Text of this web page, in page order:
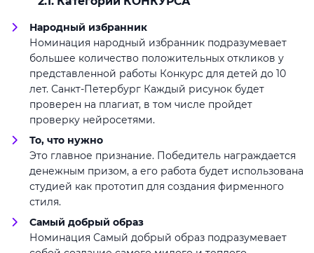
Народный избранник
Номинация народный избранник подразумевает
большее количество положительных откликов у
представленной работы Конкурс для детей до 10
лет. Санкт-Петербург Каждый рисунок будет
проверен на плагиат, в том числе пройдет
проверку нейросетями.
То, что нужно
Это главное признание. Победитель награждается
денежным призом, а его работа будет использована
студией как прототип для создания фирменного
стиля.
Самый добрый образ
Номинация Самый добрый образ подразумевает